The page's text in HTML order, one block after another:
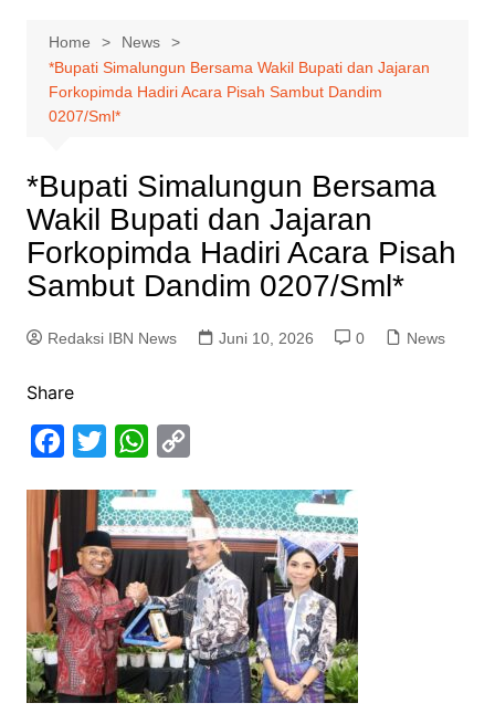
Home
News
*Bupati Simalungun Bersama Wakil Bupati dan Jajaran
Forkopimda Hadiri Acara Pisah Sambut Dandim
0207/Sml*
*Bupati Simalungun Bersama
Wakil Bupati dan Jajaran
Forkopimda Hadiri Acara Pisah
Sambut Dandim 0207/Sml*
Redaksi IBN News Juni 10, 2026 0 News
Share
b
o
o
k
i
t
t
e
r
W
a
t
s
A
p
p
p
y
L
i
n
k